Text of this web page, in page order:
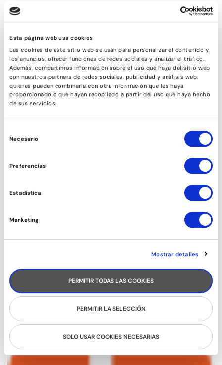
Esta página web usa cookies
Las cookies de este sitio web se usan para personalizar el contenido y
los anuncios, ofrecer funciones de redes sociales y analizar el tráfico.
Además, compartimos información sobre el uso que haga del sitio web
con nuestros partners de redes sociales, publicidad y análisis web,
quienes pueden combinarla con otra información que les haya
proporcionado o que hayan recopilado a partir del uso que haya hecho
de sus servicios.
de
Necesario
Preferencias
Estadística
Marketing
Mostrar detalles
PERMITIR TODAS LAS COOKIES
PERMITIR LA SELECCIÓN
SOLO USAR COOKIES NECESARIAS
¿Cuándo puedo empezar a hacer el curso
después del parto?
¿Cómo me puedo apuntar a la calçotada?
¿Qué incluye el rpecio de la calçotada?
¿Todavía tienes dudas? Escríbenos